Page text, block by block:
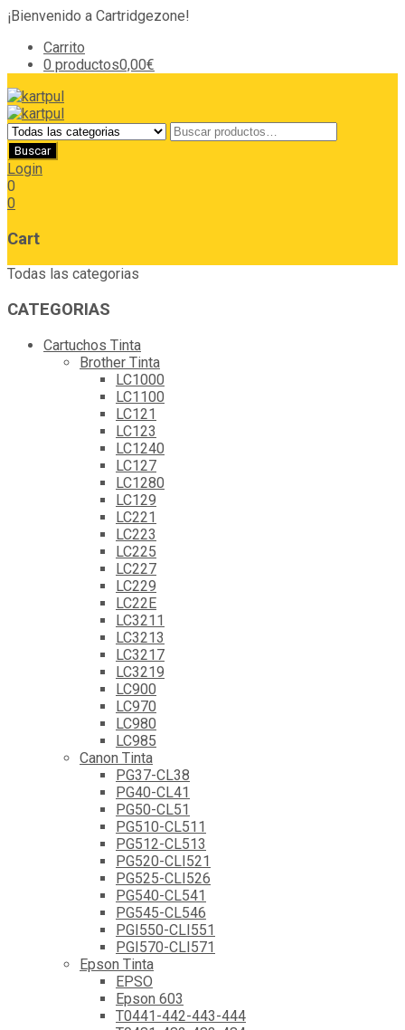
¡Bienvenido a Cartridgezone!
Carrito
0 productos0,00€
Login
0
0
Cart
Todas las categorias
CATEGORIAS
Cartuchos Tinta
Brother Tinta
LC1000
LC1100
LC121
LC123
LC1240
LC127
LC1280
LC129
LC221
LC223
LC225
LC227
LC229
LC22E
LC3211
LC3213
LC3217
LC3219
LC900
LC970
LC980
LC985
Canon Tinta
PG37-CL38
PG40-CL41
PG50-CL51
PG510-CL511
PG512-CL513
PG520-CLI521
PG525-CLI526
PG540-CL541
PG545-CL546
PGI550-CLI551
PGI570-CLI571
Epson Tinta
EPSO
Epson 603
T0441-442-443-444